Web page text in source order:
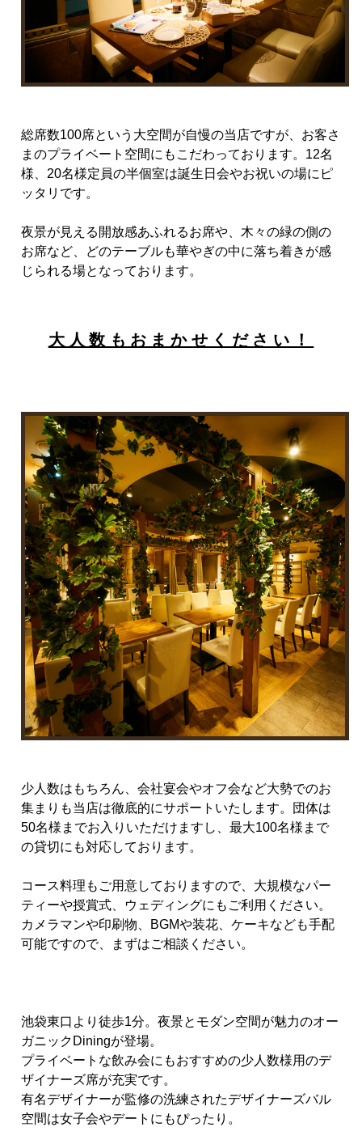
総席数100席という大空間が自慢の当店ですが、お客さ
まのプライベート空間にもこだわっております。 12名
様、 20名様定員の半個室は誕生日会やお祝いの場にピ
ッタリです。
夜景が見える開放感あふれるお席や、木々の緑の側の
お席など、どのテーブルも華やぎの中に落ち着きが感
じられる場となっております。
大人数もおまかせください！
少人数はもちろん、会社宴会やオフ会など大勢でのお
集まりも当店は徹底的にサポートいたします。団体は
50名様までお入りいただけますし、最大100名様まで
の貸切にも対応しております。
コース料理もご用意しておりますので、大規模なパー
ティーや授賞式、ウェディングにもご利用ください。
カメラマンや印刷物、BGMや装花、ケーキなども手配
可能ですので、まずはご相談ください。
池袋東口より徒歩1分。夜景とモダン空間が魅力のオー
ガニックDiningが登場。
プライベートな飲み会にもおすすめの少人数様用のデ
ザイナーズ席が充実です。
有名デザイナーが監修の洗練されたデザイナーズバル
空間は女子会やデートにもぴったり。